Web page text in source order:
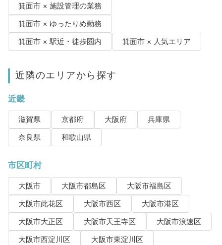
箕面市 × 施設管理の業務
箕面市 × ゆったりめ勤務
箕面市 × 駅近・徒歩圏内
箕面市 × 人気エリア
近隣のエリアから探す
近畿
滋賀県 京都府 大阪府
兵庫県
奈良県
和歌山県
市区町村
大阪市 大阪市都島区
大阪市福島区
大阪市此花区
大阪市西区
大阪市港区
大阪市大正区
大阪市天王寺区
大阪市浪速区
大阪市西淀川区
大阪市東淀川区